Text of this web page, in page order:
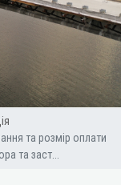
та розмір оплати
та заст...